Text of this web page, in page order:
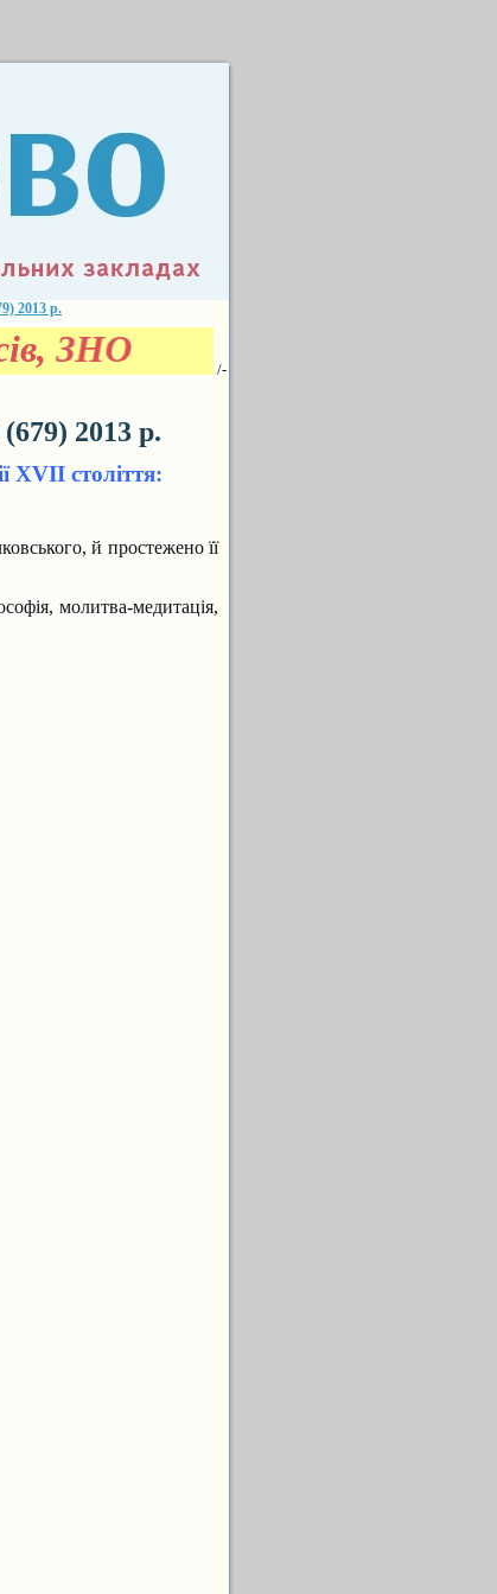
2013 р.
ЗНО
/-
2013 р.
ХVIІ століття:
й простежено її
молитва-медитацiя,